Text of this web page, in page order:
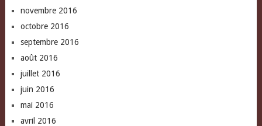
novembre 2016
octobre 2016
septembre 2016
août 2016
juillet 2016
juin 2016
mai 2016
avril 2016